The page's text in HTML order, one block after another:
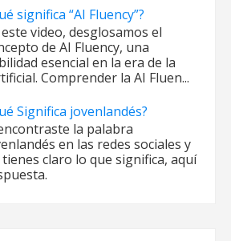
significa “AI Fluency”?
este video, desglosamos el
de AI Fluency, una
esencial en la era de la
Comprender la AI Fluen...
Significa jovenlandés?
la palabra
en las redes sociales y
claro lo que significa, aquí